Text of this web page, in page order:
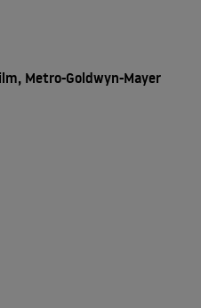
Metro-Goldwyn-Mayer